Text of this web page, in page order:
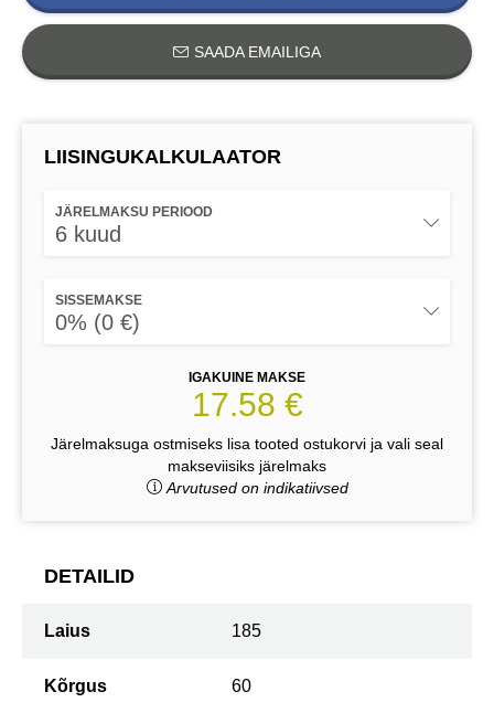
SAADA EMAILIGA
LIISINGUKALKULAATOR
JÄRELMAKSU PERIOOD
6 kuud
SISSEMAKSE
0% (0 €)
IGAKUINE MAKSE
17.58 €
Järelmaksuga ostmiseks lisa tooted ostukorvi ja vali seal
makseviisiks järelmaks
Arvutused on indikatiivsed
DETAILID
Laius 185
Kõrgus 60